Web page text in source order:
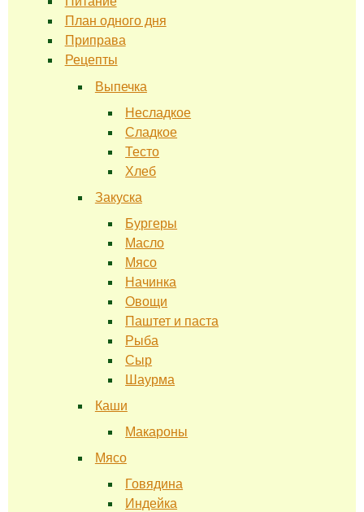
План одного дня
Приправа
Рецепты
Выпечка
Несладкое
Сладкое
Тесто
Хлеб
Закуска
Бургеры
Масло
Мясо
Начинка
Овощи
Паштет и паста
Рыба
Сыр
Шаурма
Каши
Макароны
Мясо
Говядина
Индейка